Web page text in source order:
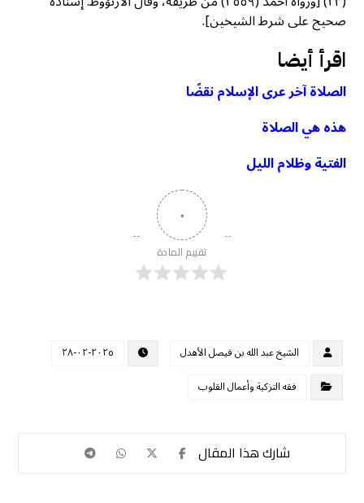
صحيح على شرط الشيخين].
اقرأ أيضا
الصلاة آخر عرى الإسلام نقضًا
هذه هي الصلاة
الفتية وظلام الليل
٠
تقييم المادة
الشيخ عبد الله بن فيصل الأهدل
٢٠٢٥-٠٢-٢٨
فقه التزكية وأعمال القلوب